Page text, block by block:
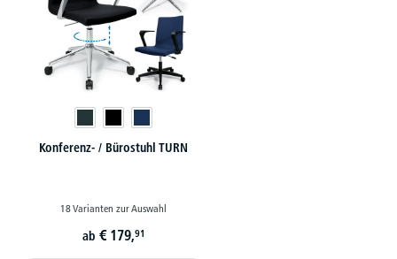
Konferenz- / Bürostuhl TURN
18 Varianten zur Auswahl
ab € 179,91